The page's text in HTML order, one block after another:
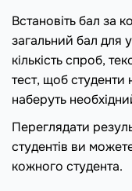
Встановіть бал за
загальний бал для
кількість спроб,
тест, щоб студенти
наберуть
Переглядати
студентів ви
кожного студента.